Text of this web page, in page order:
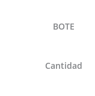
BOTE
Cantidad